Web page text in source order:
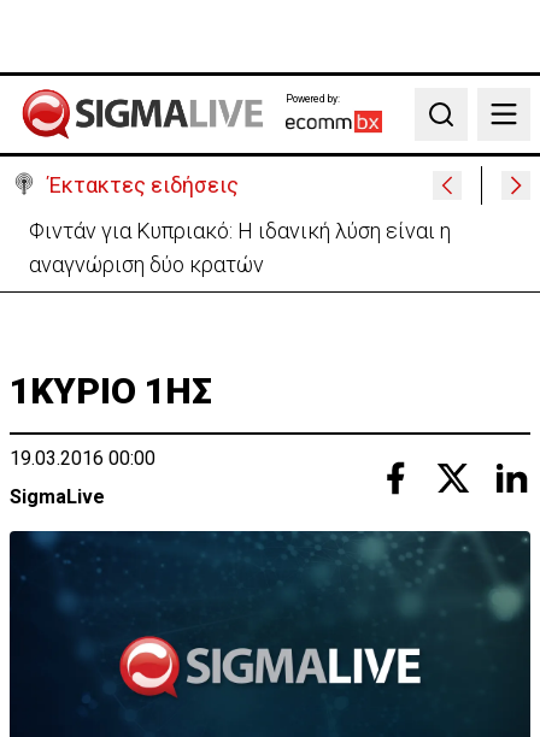
Powered by:
Search
Έκτακτες ειδήσεις
Μεγάλο πακέτο όπλων από Τουρκία προς Ουκρανία
-Κίνηση με μήνυμα προς Μόσχα;
1ΚΥΡΙΟ 1ΗΣ
19.03.2016 00:00
SigmaLive